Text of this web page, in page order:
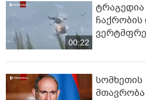
00:22
ტრაგედია
სომხეთის
მთავრობა